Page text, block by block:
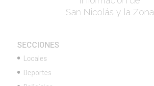
San Nicolás y la Zona
SECCIONES
Locales
Deportes